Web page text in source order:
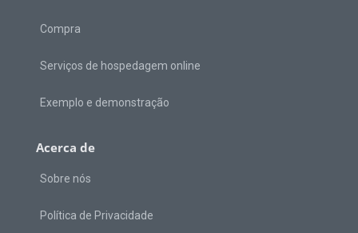
Compra
Serviços de hospedagem online
Exemplo e demonstração
Acerca de
Sobre nós
Política de Privacidade